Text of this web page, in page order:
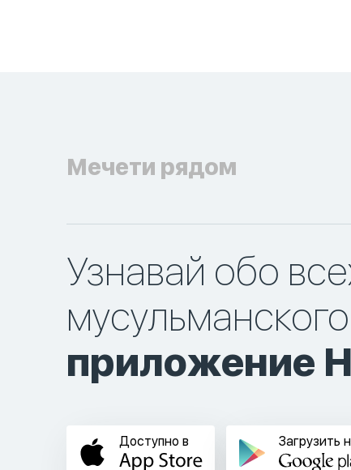
Мечети рядом
Узнавай обо
приложение
Доступно в Загрузить